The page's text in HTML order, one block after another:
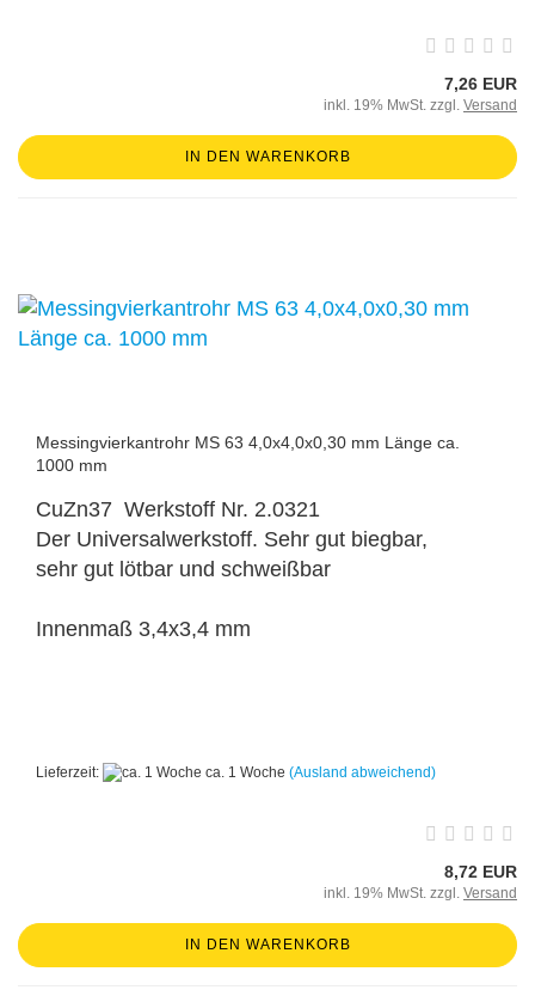
7,26 EUR
inkl. 19% MwSt. zzgl. Versand
IN DEN WARENKORB
Messingvierkantrohr MS 63 4,0x4,0x0,30 mm Länge ca.
1000 mm
CuZn37 Werkstoff Nr. 2.0321
Der Universalwerkstoff. Sehr gut biegbar,
sehr gut lötbar und schweißbar
Innenmaß 3,4x3,4 mm
Lieferzeit: ca. 1 Woche (Ausland abweichend)
8,72 EUR
inkl. 19% MwSt. zzgl. Versand
IN DEN WARENKORB